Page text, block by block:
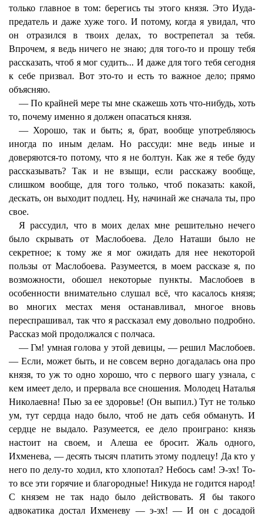
только главное в том: берегись ты этого князя. Это Иуда-
предатель и даже хуже того. И потому, когда я увидал, что
он отразился в твоих делах, то вострепетал за тебя.
Впрочем, я ведь ничего не знаю; для того-то и прошу тебя
рассказать, чтоб я мог судить... И даже для того тебя сегодня
к себе призвал. Вот это-то и есть то важное дело; прямо
объясняю.
— По крайней мере ты мне скажешь хоть что-нибудь, хоть
то, почему именно я должен опасаться князя.
— Хорошо, так и быть; я, брат, вообще употребляюсь
иногда по иным делам. Но рассуди: мне ведь иные и
доверяются-то потому, что я не болтун. Как же я тебе буду
рассказывать? Так и не взыщи, если расскажу вообще,
слишком вообще, для того только, чтоб показать: какой,
дескать, он выходит подлец. Ну, начинай же сначала ты, про
свое.
Я рассудил, что в моих делах мне решительно нечего
было скрывать от Маслобоева. Дело Наташи было не
секретное; к тому же я мог ожидать для нее некоторой
пользы от Маслобоева. Разумеется, в моем рассказе я, по
возможности, обошел некоторые пункты. Маслобоев в
особенности внимательно слушал всё, что касалось князя;
во многих местах меня останавливал, многое вновь
переспрашивал, так что я рассказал ему довольно подробно.
Рассказ мой продолжался с полчаса.
— Гм! умная голова у этой девицы, — решил Маслобоев.
— Если, может быть, и не совсем верно догадалась она про
князя, то уж то одно хорошо, что с первого шагу узнала, с
кем имеет дело, и прервала все сношения. Молодец Наталья
Николаевна! Пью за ее здоровье! (Он выпил.) Тут не только
ум, тут сердца надо было, чтоб не дать себя обмануть. И
сердце не выдало. Разумеется, ее дело проиграно: князь
настоит на своем, и Алеша ее бросит. Жаль одного,
Ихменева, — десять тысяч платить этому подлецу! Да кто у
него по делу-то ходил, кто хлопотал? Небось сам! Э-эх! То-
то все эти горячие и благородные! Никуда не годится народ!
С князем не так надо было действовать. Я бы такого
адвокатика достал Ихменеву — э-эх! — И он с досадой